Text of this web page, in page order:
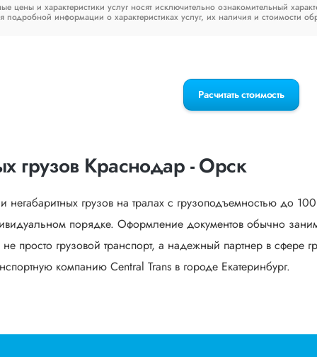
и характеристики услуг носят исключительно ознакомительный
информации о характеристиках услуг, их наличия и стоимости
Расчитать стоимость
грузов Краснодар - Орск
негабаритных грузов на тралах с грузоподъемностью до
порядке. Оформление документов обычно
просто грузовой транспорт, а надежный партнер в сфере
компанию Central Trans в городе Екатеринбург.